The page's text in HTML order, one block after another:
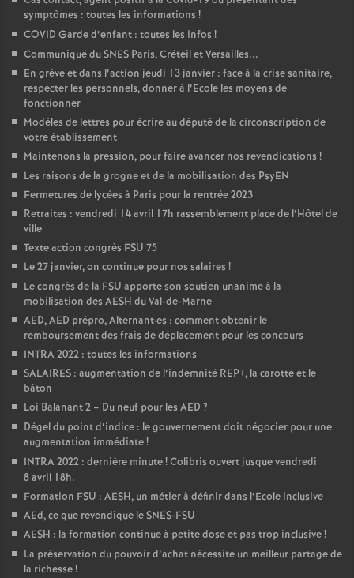
symptômes : toutes les informations !
COVID Garde d’enfant : toutes les infos !
Communiqué du SNES Paris, Créteil et Versailles...
En grève et dans l’action jeudi 13 janvier : face à la crise sanitaire,
respecter les personnels, donner à l’Ecole les moyens de
fonctionner
Modèles de lettres pour écrire au député de la circonscription de
votre établissement
Maintenons la pression, pour faire avancer nos revendications !
Les raisons de la grogne et de la mobilisation des PsyEN
Fermetures de lycées à Paris pour la rentrée 2023
Retraites : vendredi 14 avril 17h rassemblement place de l’Hôtel de
ville
Texte action congrès FSU 75
Le 27 janvier, on continue pour nos salaires !
Le congrès de la FSU apporte son soutien unanime à la
mobilisation des AESH du Val-de-Marne
AED, AED prépro, Alternant·es : comment obtenir le
remboursement des frais de déplacement pour les concours
INTRA 2022 : toutes les informations
SALAIRES : augmentation de l’indemnité REP+, la carotte et le
bâton
Loi Balanant 2 – Du neuf pour les AED ?
Dégel du point d’indice : le gouvernement doit négocier pour une
augmentation immédiate!
INTRA 2022 : dernière minute! Colibris ouvert jusque vendredi
8 avril 18h.
Formation FSU : AESH, un métier à définir dans l’Ecole inclusive
AEd, ce que revendique le SNES-FSU
AESH : la formation continue à petite dose et pas trop inclusive!
La préservation du pouvoir d’achat nécessite un meilleur partage de
la richesse!